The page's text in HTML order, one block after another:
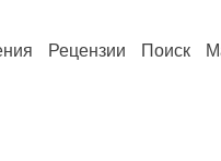
Рецензии Поиск